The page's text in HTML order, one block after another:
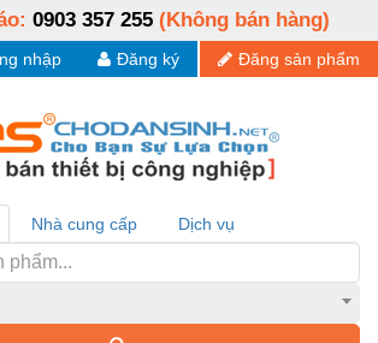
0903 357 255 (Không bán hàng)
Đăng sản phẩm
Đăng ký
nhập
Nhà cung cấp Dịch vụ